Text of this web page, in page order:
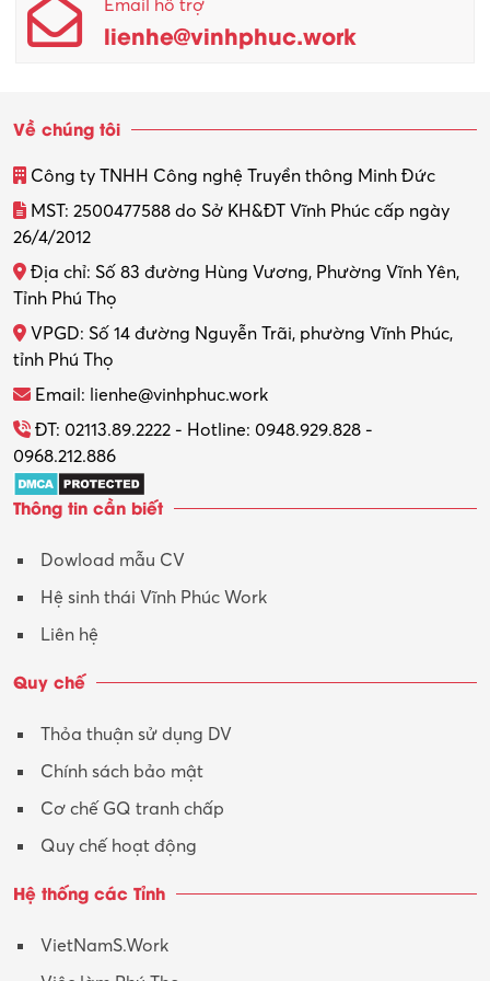
Quản lý sản xuất
Quản trị kinh doanh
Thiết kế nội thất
Thợ máy – Ô tô – Xe máy
Thực tập
Tổ chức sự kiện – Quà tặng
Trợ lý
Tư vấn
Tư vấn – Kiến trúc
Y tế-Dược
Email hỗ trợ
lienhe@vinhphuc.work
Về chúng tôi
Công ty TNHH Công nghệ Truyền thông Minh Đức
MST: 2500477588 do Sở KH&ĐT Vĩnh Phúc cấp ngày
26/4/2012
Địa chỉ: Số 83 đường Hùng Vương, Phường Vĩnh Yên,
Tỉnh Phú Thọ
VPGD: Số 14 đường Nguyễn Trãi, phường Vĩnh Phúc,
tỉnh Phú Thọ
Email: lienhe@vinhphuc.work
ĐT: 02113.89.2222 - Hotline: 0948.929.828 -
0968.212.886
Thông tin cần biết
Dowload mẫu CV
Hệ sinh thái Vĩnh Phúc Work
Liên hệ
Quy chế
Thỏa thuận sử dụng DV
Chính sách bảo mật
Cơ chế GQ tranh chấp
Quy chế hoạt động
Hệ thống các Tỉnh
VietNamS.Work